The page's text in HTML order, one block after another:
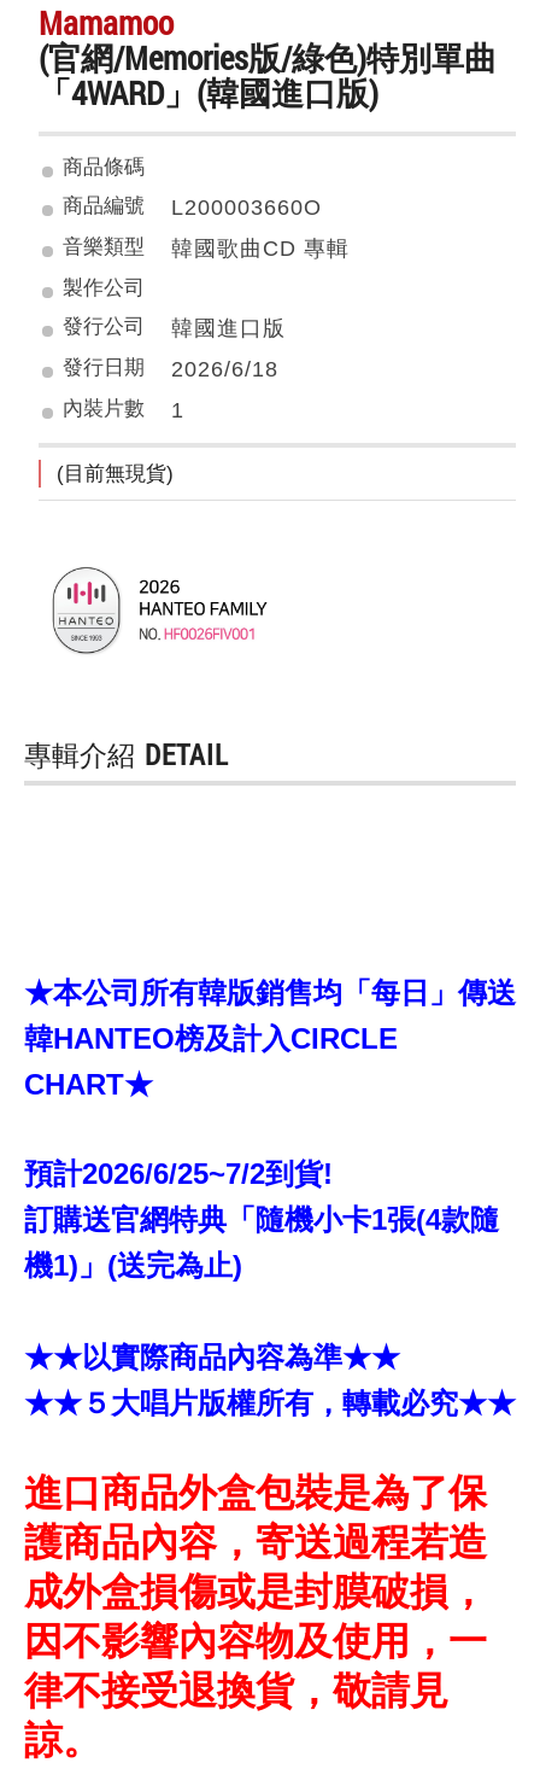
Mamamoo
(官網/Memories版/綠色)特別單曲
「4WARD」(韓國進口版)
商品條碼
商品編號
L200003660O
音樂類型 韓國歌曲CD 專輯
製作公司
發行公司
韓國進口版
發行日期 2026/6/18
內裝片數 1
(目前無現貨)
專輯介紹 DETAIL
★本公司所有韓版銷售均「每日」傳送
韓HANTEO榜及計入CIRCLE
CHART★
預計2026/6/25~7/2到貨!
訂購送官網特典「隨機小卡1張(4款隨
機1)」(送完為止)
★★以實際商品內容為準★★
★★５大唱片版權所有，轉載必究★★
進口商品外盒包裝是為了保
護商品內容，寄送過程若造
成外盒損傷或是封膜破損，
因不影響內容物及使用，一
律不接受退換貨，敬請見
諒。